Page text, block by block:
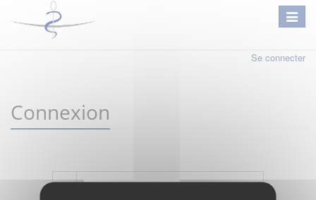
Se connecter
Connexion